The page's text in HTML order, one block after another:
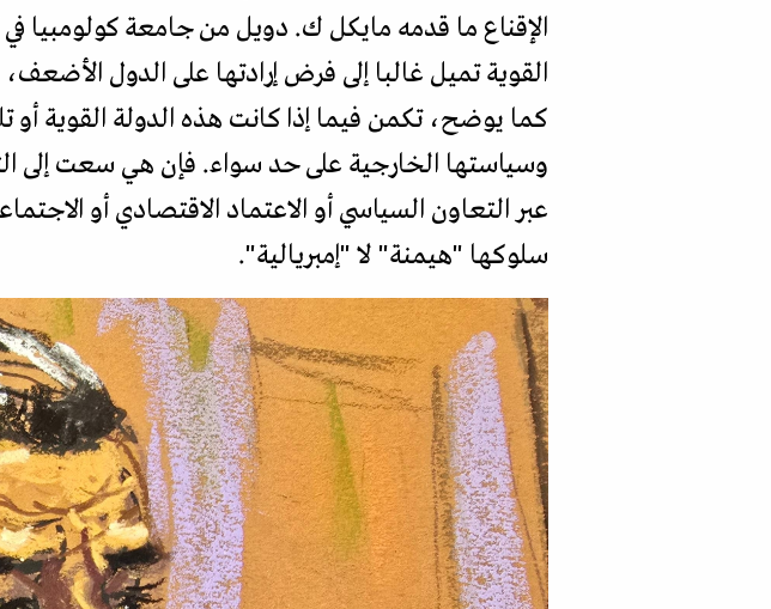
القوية تميل غالبا إلى فرض إرادتها على الدول
كما يوضح، تكمن فيما إذا كانت هذه الدولة القوية
وسياستها الخارجية على حد سواء. فإن هي سعت إلى
عبر التعاون السياسي أو الاعتماد الاقتصادي أو
سلوكها "هيمنة" لا "إمبريالية".